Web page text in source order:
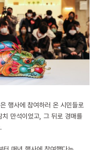
행사에 참여하러 온 시민들로
만석이었고, 그 뒤로 경매를